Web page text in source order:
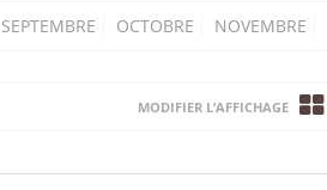
SEPTEMBRE OCTOBRE NOVEMBRE
MODIFIER L’AFFICHAGE